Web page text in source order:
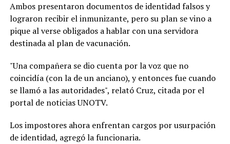
Ambos presentaron documentos de identidad falsos y
lograron recibir el inmunizante, pero su plan se vino a
pique al verse obligados a hablar con una servidora
destinada al plan de vacunación.
"Una compañera se dio cuenta por la voz que no
coincidía (con la de un anciano), y entonces fue cuando
se llamó a las autoridades", relató Cruz, citada por el
portal de noticias UNOTV.
Los impostores ahora enfrentan cargos por usurpación
de identidad, agregó la funcionaria.